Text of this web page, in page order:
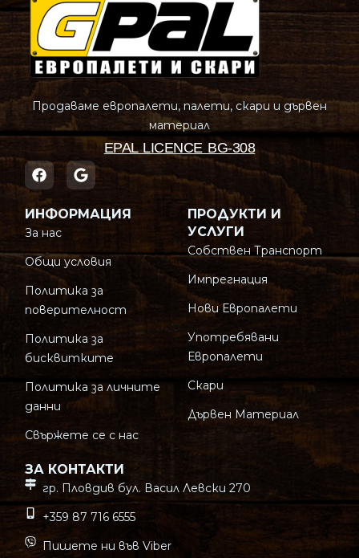
Продаваме европалети, палети, скари и дървен
материал
EPAL LICENCE BG-308
ИНФОРМАЦИЯ
За нас
Общи условия
Политика за
поверителност
Политика за
бисквитките
Политика за личните
данни
Свържете се с нас
ПРОДУКТИ И
УСЛУГИ
Собствен Транспорт
Импрегнация
Нови Европалети
Употребявани
Европалети
Скари
Дървен Материал
ЗА КОНТАКТИ
гр. Пловдив бул. Васил Левски 270
+359 87 716 6555
Пишете ни във Viber